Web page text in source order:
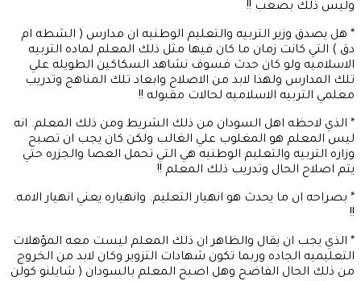
وليس ذلك بصعب !!
* هل يصدق وزير التربيه والتعليم الوطنيه ان مدارس ( الشطه ام
دق ) التي كانت زمان ما كان فيها مثل ذلك المعلم لماده التربيه
الاسلاميه ولو كان حدث فسوف نشاهد السكاكين الطويله علي
تلك المدارس ولهذا لابد من الاصلاح وابعاد تلك المناهج وتدريب
معلمي التربيه الاسلاميه لحالات مقبوله !!
* الذي لاحظه اهل السودان من ذلك الشريط ومن ذلك المعلم. انه
ليس المعلم هو المغلوب علي الغالب ولكن كان يجب ان تصبح
وزاره التربيه والتعليم الوطنيه هي التي تحمل العصا والجزره حتي
يتم اصلاح الحال وتدريب ذلك المعلم !!
* بصراحه ان ما يحدث هو انهيار التعليم. وانهياره يعني انهيار الامه.
!!
* الذي يجب ان يقال والظاهر ان ذلك المعلم ليست معه المؤهلات
التعليميه الجاده وربما تكون شهادات التزوير وكان لابد من الخروج
من ذلك الحال الفاضح وهل اصبح المعلم بالسودان ( شايلنو كولن